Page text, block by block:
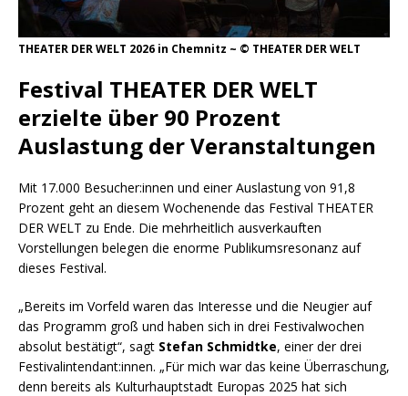
THEATER DER WELT 2026 in Chemnitz ~ © THEATER DER WELT
Festival THEATER DER WELT
erzielte über 90 Prozent
Auslastung der Veranstaltungen
Mit 17.000 Besucher:innen und einer Auslastung von 91,8
Prozent geht an diesem Wochenende das Festival THEATER
DER WELT zu Ende. Die mehrheitlich ausverkauften
Vorstellungen belegen die enorme Publikumsresonanz auf
dieses Festival.
„Bereits im Vorfeld waren das Interesse und die Neugier auf
das Programm groß und haben sich in drei Festivalwochen
absolut bestätigt“, sagt Stefan Schmidtke, einer der drei
Festivalintendant:innen. „Für mich war das keine Überraschung,
denn bereits als Kulturhauptstadt Europas 2025 hat sich